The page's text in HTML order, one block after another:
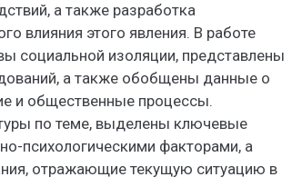
а также разработка
влияния этого явления. В работе
социальной изоляции, представлены
а также обобщены данные о
и общественные процессы.
по теме, выделены ключевые
психологическими факторами, а
отражающие текущую ситуацию в